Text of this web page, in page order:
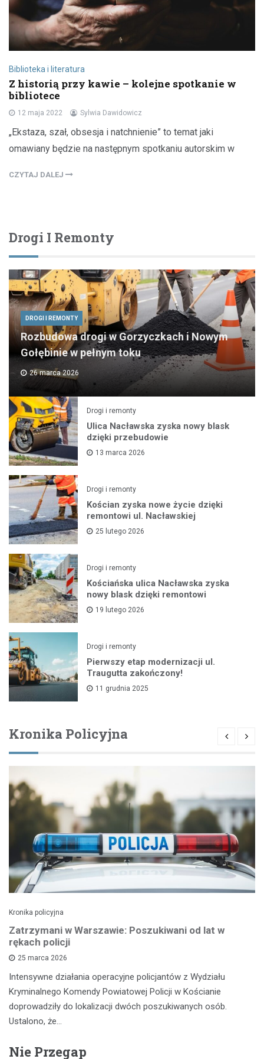
Biblioteka i literatura
Z historią przy kawie – kolejne spotkanie w
bibliotece
12 maja 2022 Sylwia Dawidowicz
„Ekstaza, szał, obsesja i natchnienie” to temat jaki
omawiany będzie na następnym spotkaniu autorskim w
CZYTAJ DALEJ
Drogi I Remonty
DROGI I REMONTY
Rozbudowa drogi w Gorzyczkach i Nowym
Gołębinie w pełnym toku
26 marca 2026
Drogi i remonty
Ulica Nacławska zyska nowy blask
dzięki przebudowie
13 marca 2026
Drogi i remonty
Kościan zyska nowe życie dzięki
remontowi ul. Nacławskiej
25 lutego 2026
Drogi i remonty
Kościańska ulica Nacławska zyska
nowy blask dzięki remontowi
19 lutego 2026
Drogi i remonty
Pierwszy etap modernizacji ul.
Traugutta zakończony!
11 grudnia 2025
Kronika Policyjna
Kronika policyjna
Zatrzymani w Warszawie: Poszukiwani od lat w
rękach policji
25 marca 2026
Intensywne działania operacyjne policjantów z Wydziału
Kryminalnego Komendy Powiatowej Policji w Kościanie
doprowadziły do lokalizacji dwóch poszukiwanych osób.
Ustalono, że…
Nie Przegap